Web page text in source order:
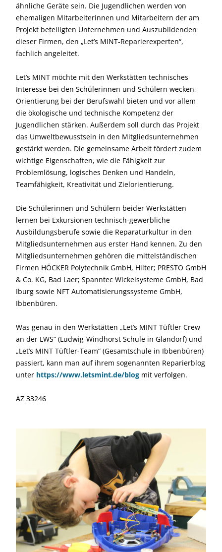
ähnliche Geräte sein. Die Jugendlichen werden von
ehemaligen Mitarbeiterinnen und Mitarbeitern der am
Projekt beteiligten Unternehmen und Auszubildenden
dieser Firmen, den „Let’s MINT-Reparierexperten“,
fachlich angeleitet.
Let’s MINT möchte mit den Werkstätten technisches
Interesse bei den Schülerinnen und Schülern wecken,
Orientierung bei der Berufswahl bieten und vor allem
die ökologische und technische Kompetenz der
Jugendlichen stärken. Außerdem soll durch das Projekt
das Umweltbewusstsein in den Mitgliedsunternehmen
gestärkt werden. Die gemeinsame Arbeit fördert zudem
wichtige Eigenschaften, wie die Fähigkeit zur
Problemlösung, logisches Denken und Handeln,
Teamfähigkeit, Kreativität und Zielorientierung.
Die Schülerinnen und Schülern beider Werkstätten
lernen bei Exkursionen technisch-gewerbliche
Ausbildungsberufe sowie die Reparaturkultur in den
Mitgliedsunternehmen aus erster Hand kennen. Zu den
Mitgliedsunternehmen gehören die mittelständischen
Firmen HÖCKER Polytechnik GmbH, Hilter; PRESTO GmbH
& Co. KG, Bad Laer; Spanntec Wickelsysteme GmbH, Bad
Iburg sowie NFT Automatisierungssysteme GmbH,
Ibbenbüren.
Was genau in den Werkstätten „Let’s MINT Tüftler Crew
an der LWS“ (Ludwig-Windhorst Schule in Glandorf) und
„Let’s MINT Tüftler-Team“ (Gesamtschule in Ibbenbüren)
passiert, kann man auf ihrem sogenannten Reparierblog
unter https://www.letsmint.de/blog mit verfolgen.
AZ 33246